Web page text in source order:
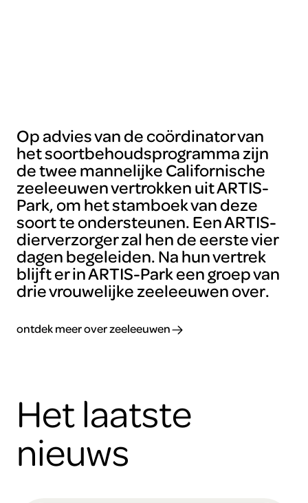
Op advies van de coördinator van
het soortbehoudsprogramma zijn
de twee mannelijke Californische
zeeleeuwen vertrokken uit ARTIS-
Park, om het stamboek van deze
soort te ondersteunen. Een ARTIS-
dierverzorger zal hen de eerste vier
dagen begeleiden. Na hun vertrek
blijft er in ARTIS-Park een groep van
drie vrouwelijke zeeleeuwen over.
ontdek meer over zeeleeuwen
Het laatste
nieuws